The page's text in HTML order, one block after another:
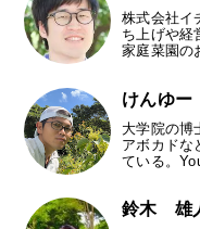
株式会社イ
ち上げや経
家庭菜園の
けんゆー
大学院の博
アボカドな
ている。
鈴木 雄